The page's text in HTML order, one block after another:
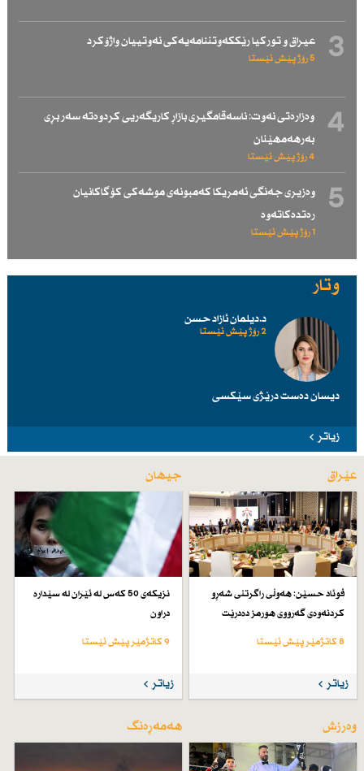
3 عیراق و توركیا رێككەوتننامەیەكی نەوتییان واژۆكرد
5 رۆژ پێش ئێستا
4
وەزارەتی نەوت: ناسەقامگیری بازاڕ كاریگەریی كردوەتە سەر بڕی
بەرهەمهێنان
4 رۆژ پێش ئێستا
5
وەزیری جەنگی ئەمریكا كەمبونەی موشەكی كۆگاكانیان
رەتدەكاتەوە
1 رۆژ پێش ئێستا
وتار
د.دیلمان ئازاد حسن
2 رۆژ پێش ئێستا
دیسان دەست درێژی سێكسی
زیاتر
عێراق
فوئاد حسێن: هەوڵی راگرتنی شەڕو
كردنەوەی گەرووی هورمز دەدرێت
8 کاتژمێر پێش ئێستا
زیاتر
جیهان
نزیكەی 50 كەس لە ئێران لە سێدارە
دراون
9 کاتژمێر پێش ئێستا
زیاتر
وەرزش هەمەڕەنگ